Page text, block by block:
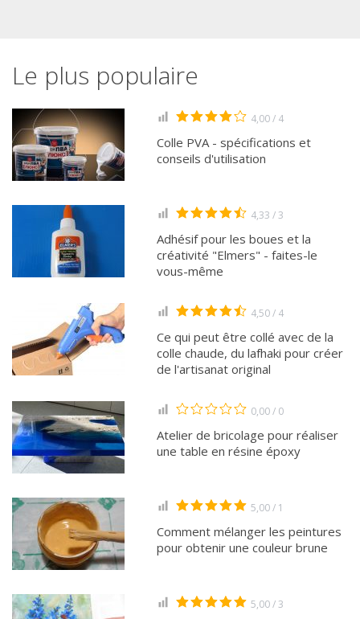
Le plus populaire
4,00 / 4
Colle PVA - spécifications et
conseils d'utilisation
4,33 / 3
Adhésif pour les boues et la
créativité "Elmers" - faites-le
vous-même
4,50 / 4
Ce qui peut être collé avec de la
colle chaude, du lafhaki pour créer
de l'artisanat original
0,00 / 0
Atelier de bricolage pour réaliser
une table en résine époxy
5,00 / 1
Comment mélanger les peintures
pour obtenir une couleur brune
5,00 / 3